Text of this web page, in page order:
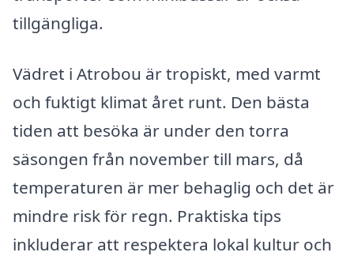
tillgängliga.
Vädret i Atrobou är tropiskt, med varmt
och fuktigt klimat året runt. Den bästa
tiden att besöka är under den torra
säsongen från november till mars, då
temperaturen är mer behaglig och det är
mindre risk för regn. Praktiska tips
inkluderar att respektera lokal kultur och